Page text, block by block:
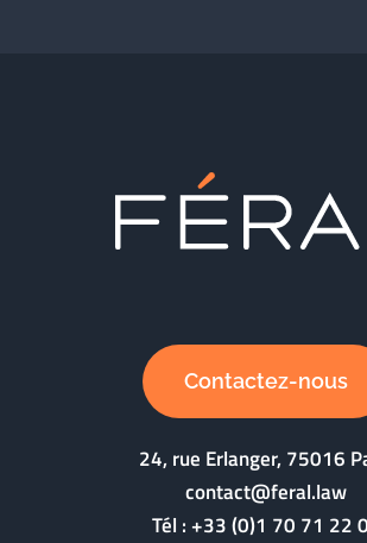
Contactez-nous
24, rue Erlanger, 75016
contact@feral.law
Tél :+33 (0)1 70 71 22